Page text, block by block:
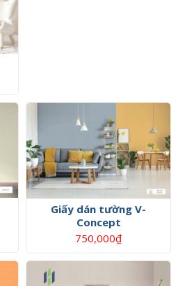
Giấy dán tường V-
Concept
750,000₫